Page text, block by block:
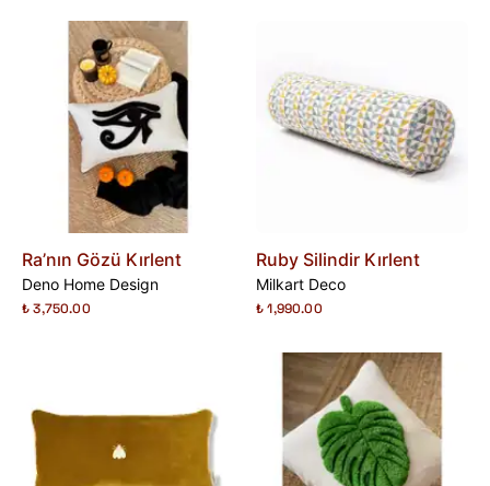
Ra’nın Gözü Kırlent
Deno Home Design
₺ 3,750.00
Ruby Silindir Kırlent
Milkart Deco
₺ 1,990.00